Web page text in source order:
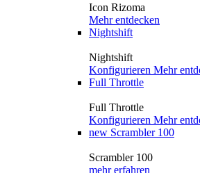
Icon Rizoma
Mehr entdecken
Nightshift
Nightshift
Konfigurieren Mehr
Full Throttle
Full Throttle
Konfigurieren Mehr
new Scrambler 100
Scrambler 100
mehr erfahren